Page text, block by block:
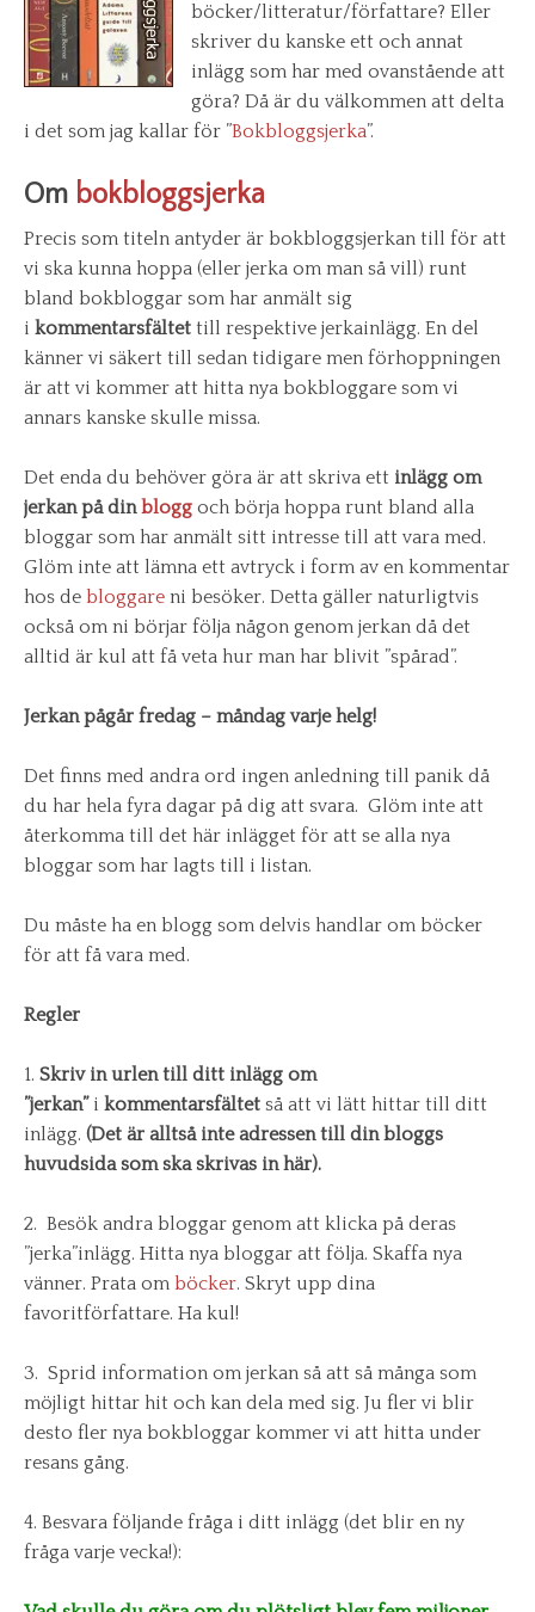
böcker/litteratur/författare? Eller
skriver du kanske ett och annat
inlägg som har med ovanstående att
göra? Då är du välkommen att delta
i det som jag kallar för ”Bokbloggsjerka”.
Om bokbloggsjerka
Precis som titeln antyder är bokbloggsjerkan till för att
vi ska kunna hoppa (eller jerka om man så vill) runt
bland bokbloggar som har anmält sig
i kommentarsfältet till respektive jerkainlägg. En del
känner vi säkert till sedan tidigare men förhoppningen
är att vi kommer att hitta nya bokbloggare som vi
annars kanske skulle missa.
Det enda du behöver göra är att skriva ett inlägg om
jerkan på din blogg och börja hoppa runt bland alla
bloggar som har anmält sitt intresse till att vara med.
Glöm inte att lämna ett avtryck i form av en kommentar
hos de bloggare ni besöker. Detta gäller naturligtvis
också om ni börjar följa någon genom jerkan då det
alltid är kul att få veta hur man har blivit ”spårad”.
Jerkan pågår fredag – måndag varje helg!
Det finns med andra ord ingen anledning till panik då
du har hela fyra dagar på dig att svara. Glöm inte att
återkomma till det här inlägget för att se alla nya
bloggar som har lagts till i listan.
Du måste ha en blogg som delvis handlar om böcker
för att få vara med.
Regler
1. Skriv inurlen till ditt inlägg om
”jerkan”i kommentarsfältet så att vi lätt hittar till ditt
inlägg. (Det är alltså inte adressen till din bloggs
huvudsida som ska skrivas in här).
2. Besök andra bloggar genom att klicka på deras
”jerka”inlägg. Hitta nya bloggar att följa. Skaffa nya
vänner. Prata om böcker. Skryt upp dina
favoritförfattare. Ha kul!
3. Sprid information om jerkan så att så många som
möjligt hittar hit och kan dela med sig. Ju fler vi blir
desto fler nya bokbloggar kommer vi att hitta under
resans gång.
4. Besvara följande fråga i ditt inlägg (det blir en ny
fråga varje vecka!):